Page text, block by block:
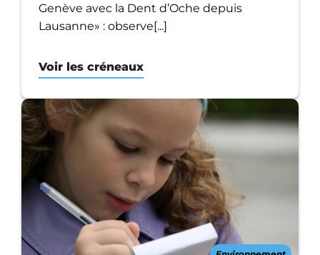
Genève avec la Dent d’Oche depuis
Lausanne» : observe[...]
Voir les créneaux